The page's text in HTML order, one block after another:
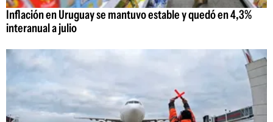
Inflación en Uruguay se mantuvo estable y quedó en 4,3%
interanual a julio